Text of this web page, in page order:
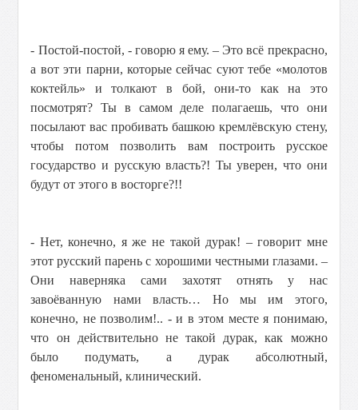
- Постой-постой, - говорю я ему. – Это всё прекрасно,
а вот эти парни, которые сейчас суют тебе «молотов
коктейль» и толкают в бой, они-то как на это
посмотрят? Ты в самом деле полагаешь, что они
посылают вас пробивать башкою кремлёвскую стену,
чтобы потом позволить вам построить русское
государство и русскую власть?! Ты уверен, что они
будут от этого в восторге?!!
- Нет, конечно, я же не такой дурак! – говорит мне
этот русский парень с хорошими честными глазами. –
Они наверняка сами захотят отнять у нас
завоёванную нами власть… Но мы им этого,
конечно, не позволим!.. - и в этом месте я понимаю,
что он действительно не такой дурак, как можно
было подумать, а дурак абсолютный,
феноменальный, клинический.